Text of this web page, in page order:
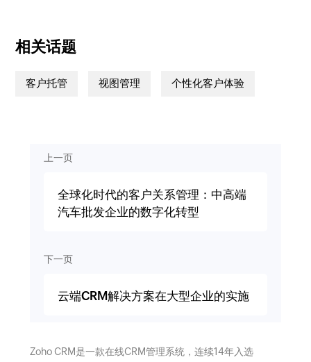
相关话题
客户托管 视图管理 个性化客户体验
上一页
全球化时代的客户关系管理：中高端
汽车批发企业的数字化转型
下一页
云端CRM解决方案在大型企业的实施
Zoho CRM是一款在线CRM管理系统，连续14年入选